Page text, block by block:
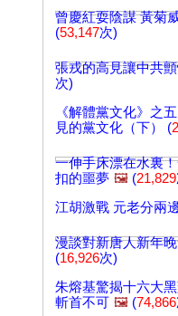
曾慶紅耍陰謀 黃菊
(53,147次)
張戎的高見讓中共
次)
《解體黨文化》之
見的黨文化（下） (
一伸手床漂在水裏
扣的噩夢 🖼️ (21,829
江胡激戰 元老分兩
漫談對新唐人新年
(16,926次)
朱熔基驚揭十六大
斬首不可 🖼️ (74,866